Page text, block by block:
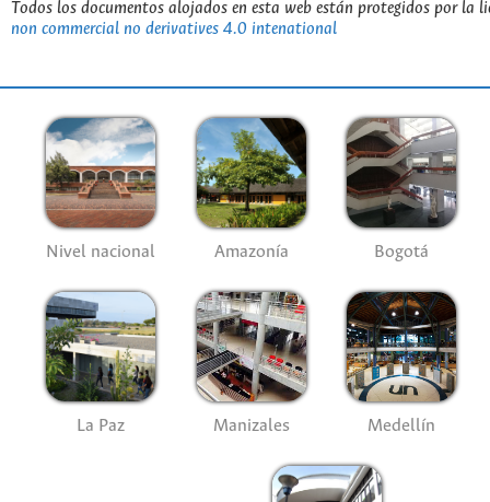
Todos los documentos alojados en esta web están protegidos por la
non commercial no derivatives 4.0 intenational
Nivel nacional Amazonía Bogotá
La Paz Manizales Medellín